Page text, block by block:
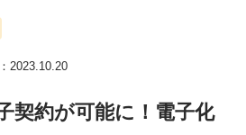
2023.10.20
契約が可能に！電子化